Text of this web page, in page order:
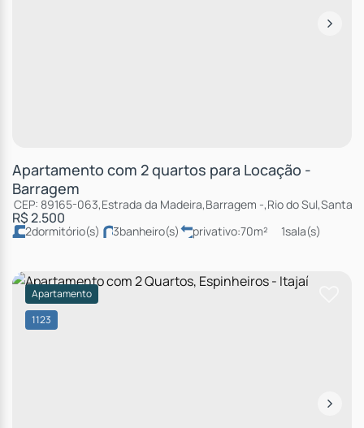
Apartamento com 2 quartos para Locação -
Barragem
R$2.500
CEP: 89165-063,Estrada da Madeira,Barragem ,Rio do Sul,Santa
2dormitório(s) 3banheiro(s) privativo:70m² 1sala(s)
1123
Apartamento